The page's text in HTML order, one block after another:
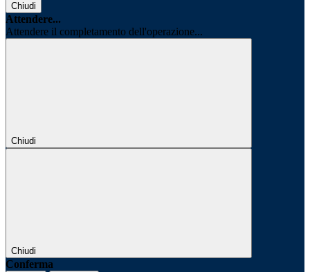
Chiudi
Attendere...
Attendere il completamento dell'operazione...
Chiudi
Chiudi
Conferma